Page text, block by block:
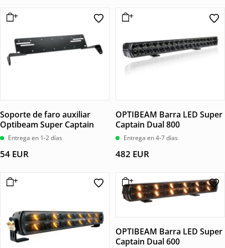
Soporte de faro auxiliar
Optibeam Super Captain
Entrega en 1-2 días
54 EUR
OPTIBEAM Barra LED Super
Captain Dual 800
Entrega en 4-7 días
482 EUR
OPTIBEAM Barra LED Super
Captain Dual 600